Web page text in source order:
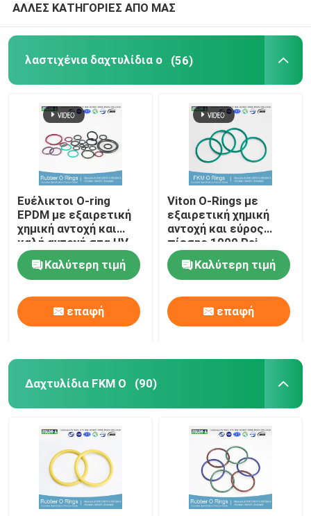
Παρεμβύσματα ελαίου
εξάρτηση δαχτυλιδιών ο
ΑΛΛΕΣ ΚΑΤΗΓΟΡΙΕΣ ΑΠΟ ΜΑΣ
λαστιχένια δαχτυλίδια ο (56)
Ευέλικτοι O-ring
EPDM με εξαιρετική
χημική αντοχή και
καλή αντοχή στα UV
Καλύτερη τιμή
επαφή
Viton O-Rings με
εξαιρετική χημική
αντοχή και εύρος
πίεσης 1000 Psi
Καλύτερη τιμή
επαφή
Δαχτυλίδια FKM Ο (90)